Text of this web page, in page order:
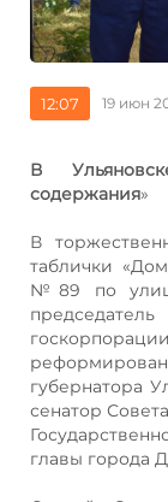
12:07 19 июн
В
содержания»
В
таблички
№89 по
губернатора
сенатор
главы города